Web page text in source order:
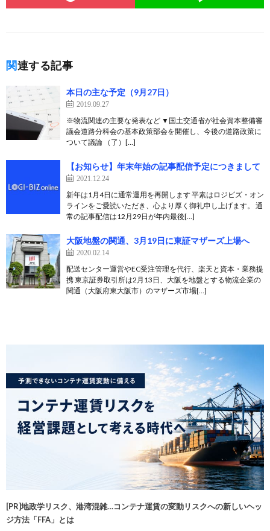
関連する記事
本日の主な予定（9月27日）
2019.09.27
※物流関連の主要な発表など ▼国土交通省が社会資本整備審
議会道路分科会の基本政策部会を開催し、今後の道路政策に
ついて議論 （了）[…]
【お知らせ】年末年始の記事配信予定につきまして
2021.12.24
新年は1月4日に通常運用を再開します 平素はロジビズ・オン
ラインをご愛読いただき、心より厚く御礼申し上げます。 通
常の記事配信は12月29日が年内最後[…]
大阪地盤の関通、3月19日に東証マザーズ上場へ
2020.02.14
配送センター運営やEC受注管理を代行、楽天と資本・業務提
携 東京証券取引所は2月13日、大阪を地盤とする物流企業の
関通（大阪府東大阪市）のマザーズ市場[…]
[PR]地政学リスク、港湾混雑…コンテナ運賃の変動リスクへの新しいヘッ
ジ方法「FFA」とは